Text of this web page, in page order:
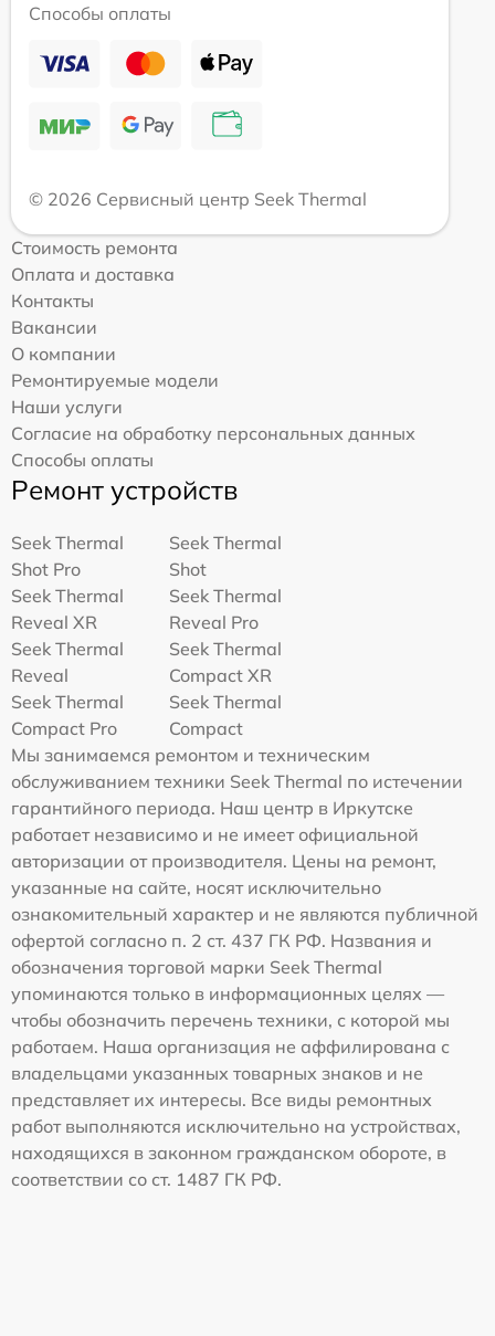
Способы оплаты
© 2026 Сервисный центр Seek Thermal
Стоимость ремонта
Оплата и доставка
Контакты
Вакансии
О компании
Ремонтируемые модели
Наши услуги
Согласие на обработку персональных данных
Способы оплаты
Ремонт устройств
Seek Thermal
Shot Pro
Seek Thermal
Shot
Seek Thermal
Reveal XR
Seek Thermal
Reveal Pro
Seek Thermal
Reveal
Seek Thermal
Compact XR
Seek Thermal
Compact Pro
Seek Thermal
Compact
Мы занимаемся ремонтом и техническим
обслуживанием техники Seek Thermal по истечении
гарантийного периода. Наш центр в Иркутске
работает независимо и не имеет официальной
авторизации от производителя. Цены на ремонт,
указанные на сайте, носят исключительно
ознакомительный характер и не являются публичной
офертой согласно п. 2 ст. 437 ГК РФ. Названия и
обозначения торговой марки Seek Thermal
упоминаются только в информационных целях —
чтобы обозначить перечень техники, с которой мы
работаем. Наша организация не аффилирована с
владельцами указанных товарных знаков и не
представляет их интересы. Все виды ремонтных
работ выполняются исключительно на устройствах,
находящихся в законном гражданском обороте, в
соответствии со ст. 1487 ГК РФ.